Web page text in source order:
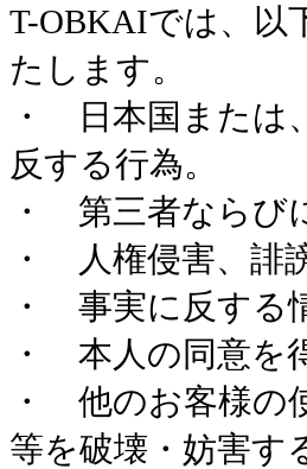
T-OBKAIでは、以
たします。
・ 日本国または
反する行為。
・ 第三者ならび
・ 人権侵害、誹
・ 事実に反する
・ 本人の同意を
・ 他のお客様の
等を破壊・妨害す